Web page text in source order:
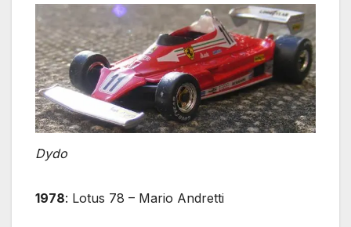
Dydo
1978: Lotus 78 – Mario Andretti